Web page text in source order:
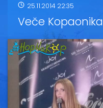
25.11.2014 22:35
Veče Kopaonika